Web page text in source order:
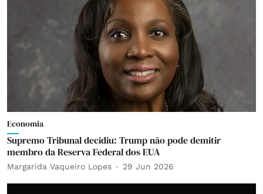
Economia
Supremo Tribunal decidiu: Trump não pode demitir
membro da Reserva Federal dos EUA
Margarida Vaqueiro Lopes 29 Jun 2026